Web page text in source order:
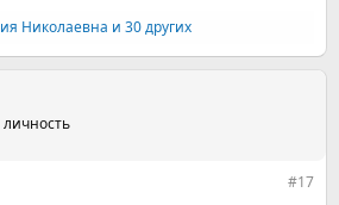
Николаевна и 30 других
#17